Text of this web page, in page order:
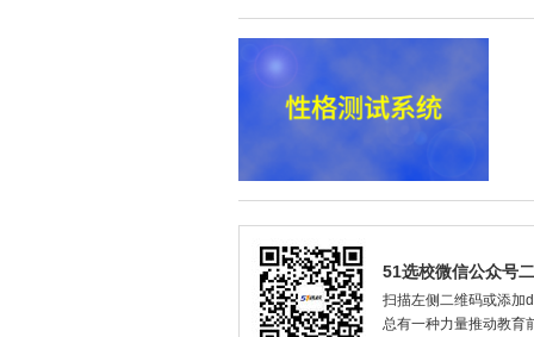
51选校微信公众号
扫描左侧二维码或添加
总有一种力量推动教育